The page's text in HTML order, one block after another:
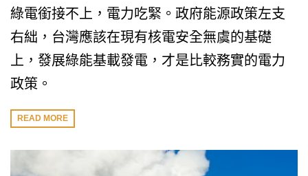
綠電銜接不上，電力吃緊。政府能源政策左支
右絀，台灣應該在現有核電安全無虞的基礎
上，發展綠能基載發電，才是比較務實的電力
政策。
READ MORE